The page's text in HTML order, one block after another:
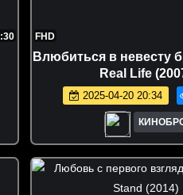
FHD
Влюбиться в невесту
Real Life
2025-04-20 20:34